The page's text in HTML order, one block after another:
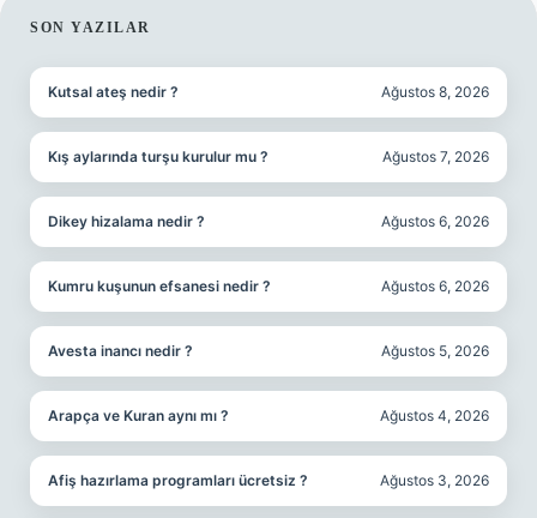
SIDEBAR
SON YAZILAR
Kutsal ateş nedir ? Ağustos 8, 2026
Kış aylarında turşu kurulur mu ? Ağustos 7, 2026
Dikey hizalama nedir ? Ağustos 6, 2026
Kumru kuşunun efsanesi nedir ? Ağustos 6, 2026
Avesta inancı nedir ? Ağustos 5, 2026
Arapça ve Kuran aynı mı ? Ağustos 4, 2026
Afiş hazırlama programları ücretsiz ? Ağustos 3, 2026